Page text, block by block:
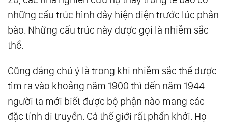
những cấu trúc hình dây hiện diện trước lúc phân
bào. Những cấu trúc này được gọi là nhiễm sắc
thể.
Cũng đáng chú ý là trong khi nhiễm sắc thể được
tìm ra vào khoảng năm 1900 thì đến năm 1944
người ta mới biết được bộ phận nào mang các
đặc tính di truyền. Cả thế giới rất phấn khởi. Họ